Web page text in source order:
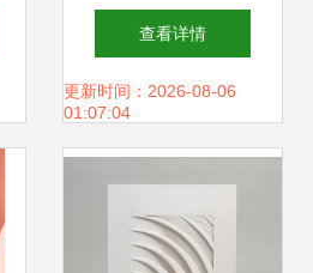
平面设计大师之路
上海电脑培训与职
业进阶指南
查看详情
更新时间：2026-08-06
01:07:04